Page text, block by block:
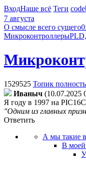
ВходНаше всё Теги
7 августа
О смысле всего сущего
Микроконтроллеры
1529525 Топик
Ивaныч (10.07.2025
Я году в 1997 на
"Одним из главных
Ответить
А мы такие
В моей